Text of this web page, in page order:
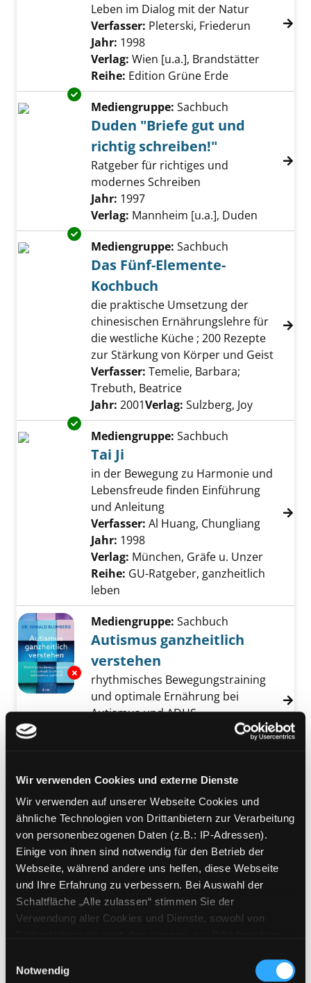
Wir verwenden Cookies und externe Dienste
Wir verwenden auf unserer Webseite Cookies und
ähnliche Technologien von Drittanbietern zur Verarbeitung
von personenbezogenen Daten (z.B.: IP-Adressen).
Einige von ihnen sind notwendig für den Betrieb der
Webseite, während andere uns helfen, diese Webseite
und Ihre Erfahrung zu verbessern. Bei Auswahl der
Schaltfläche „Alle zulassen“ stimmen Sie der
Verwendung aller Cookies und Dienste, sowohl von
Cookies von Drittanbietern, eine Verarbeitung in
Notwendig
Leben im Dialog mit der Natur
Verfasser: Pleterski, Friederun Suche
Jahr: 1998
Verlag: Wien [u.a.], Brandstätter
Reihe: Edition Grüne Erde
Exemplar-Details von Duden "Briefe gut und
Mediengruppe: Sachbuch
Duden "Briefe gut und
richtig schreiben!"
Ratgeber für richtiges und
modernes Schreiben
Suche nach diesem Verfasser
Jahr: 1997
Verlag: Mannheim [u.a.], Duden
Exemplar-Details von Das Fünf-Elemente-
Mediengruppe: Sachbuch
Das Fünf-Elemente-
Kochbuch
die praktische Umsetzung der
chinesischen Ernährungslehre für
die westliche Küche ; 200 Rezepte
zur Stärkung von Körper und Geist
Verfasser: Temelie, Barbara;
Trebuth, Beatrice
Jahr: 2001Verlag: Sulzberg, Joy
Exemplar-Details von Tai Ji anzeigen
Mediengruppe: Sachbuch
Tai Ji
in der Bewegung zu Harmonie und
Lebensfreude finden Einführung
und Anleitung
Verfasser: Al Huang, Chungliang
Jahr: 1998
Verlag: München, Gräfe u. Unzer
Reihe: GU-Ratgeber, ganzheitlich
leben
Exemplar-Details von Autismus ganzheitlich
Mediengruppe: Sachbuch
Autismus ganzheitlich
verstehen
rhythmisches Bewegungstraining
und optimale Ernährung bei
Autismus und ADHS
Blomberg, HaraldSuche nach
VAK
Exemplar-Details von Wenn der Arzt nicht
Mediengruppe: Sachbuch
Wenn der Arzt nicht weiter
weiß
Symptome verstehen, wenn die
Diagnose fehlt : seelische Ursachen
und ganzheitliche Lösungen für 200
Beschwerden : das Buch zum
Suche nach diesem Verfasser